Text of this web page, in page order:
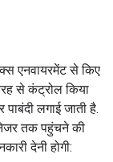
एनवायरमेंट से किए
से कंट्रोल किया
लगाई जाती है.
तक पहुंचने की
देनी होगी: